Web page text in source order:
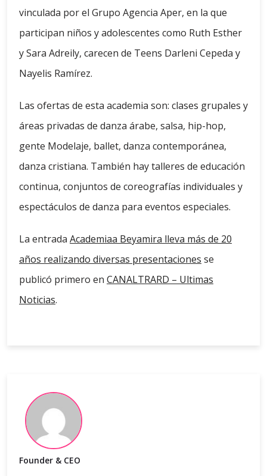
vinculada por el Grupo Agencia Aper, en la que
participan niños y adolescentes como Ruth Esther
y Sara Adreily, carecen de Teens Darleni Cepeda y
Nayelis Ramírez.
Las ofertas de esta academia son: clases grupales y
áreas privadas de danza árabe, salsa, hip-hop,
gente Modelaje, ballet, danza contemporánea,
danza cristiana. También hay talleres de educación
continua, conjuntos de coreografías individuales y
espectáculos de danza para eventos especiales.
La entrada Academiaa Beyamira lleva más de 20
años realizando diversas presentaciones se
publicó primero en CANALTRARD – Ultimas
Noticias.
Founder & CEO